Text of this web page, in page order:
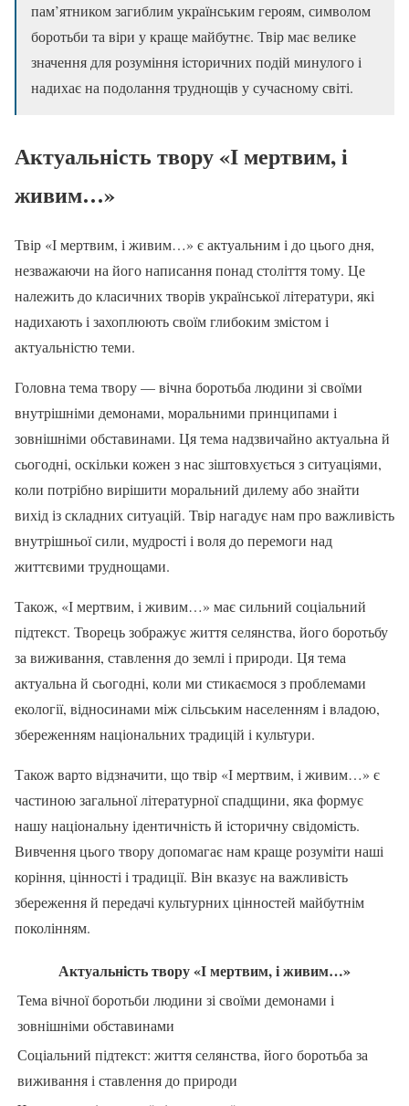
пам’ятником загиблим українським героям, символом
боротьби та віри у краще майбутнє. Твір має велике
значення для розуміння історичних подій минулого і
надихає на подолання труднощів у сучасному світі.
Актуальність твору «І мертвим, і
живим…»
Твір «І мертвим, і живим…» є актуальним і до цього дня,
незважаючи на його написання понад століття тому. Це
належить до класичних творів української літератури, які
надихають і захоплюють своїм глибоким змістом і
актуальністю теми.
Головна тема твору — вічна боротьба людини зі своїми
внутрішніми демонами, моральними принципами і
зовнішніми обставинами. Ця тема надзвичайно актуальна й
сьогодні, оскільки кожен з нас зіштовхується з ситуаціями,
коли потрібно вирішити моральний дилему або знайти
вихід із складних ситуацій. Твір нагадує нам про важливість
внутрішньої сили, мудрості і воля до перемоги над
життєвими труднощами.
Також, «І мертвим, і живим…» має сильний соціальний
підтекст. Творець зображує життя селянства, його боротьбу
за виживання, ставлення до землі і природи. Ця тема
актуальна й сьогодні, коли ми стикаємося з проблемами
екології, відносинами між сільським населенням і владою,
збереженням національних традицій і культури.
Також варто відзначити, що твір «І мертвим, і живим…» є
частиною загальної літературної спадщини, яка формує
нашу національну ідентичність й історичну свідомість.
Вивчення цього твору допомагає нам краще розуміти наші
коріння, цінності і традиції. Він вказує на важливість
збереження й передачі культурних цінностей майбутнім
поколінням.
Актуальність твору «І мертвим, і живим…»
Тема вічної боротьби людини зі своїми демонами і
зовнішніми обставинами
Соціальний підтекст: життя селянства, його боротьба за
виживання і ставлення до природи